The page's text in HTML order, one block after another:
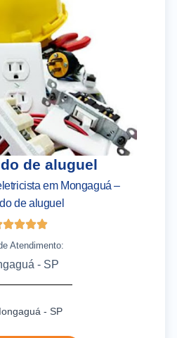
de aluguel
em Mongaguá –
de aluguel
Atendimento:
- SP
- SP